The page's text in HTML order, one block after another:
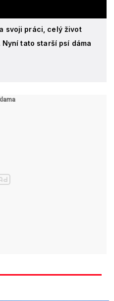
svoji práci, celý život
tato starší psí dáma